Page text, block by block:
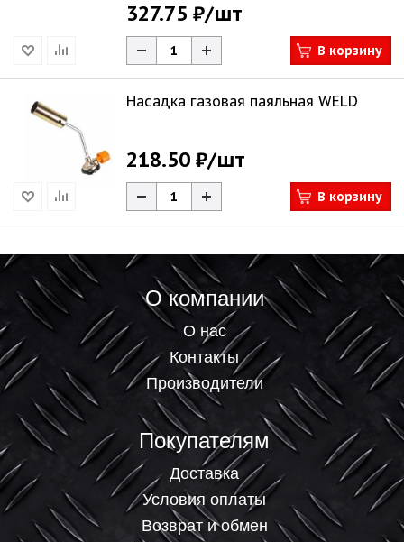
327.75 ₽/шт
В корзину
Насадка газовая паяльная WELD
218.50 ₽/шт
В корзину
О компании
О нас
Контакты
Производители
Покупателям
Доставка
Условия оплаты
Возврат и обмен